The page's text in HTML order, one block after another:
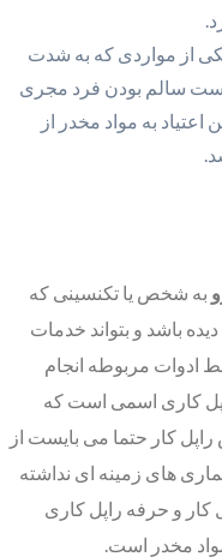
از مواردی که به شدت
است سالم بودن فرد مجری
به مواد مخدر از
به شخص یا تکنسینی که
باشد و بتواند خدمات
ادوات مربوطه انجام
کاری اسمی است که
کار حتما می بایست از
های زمینه ای نداشته
و حرفه راپل کاری
مخدر است.